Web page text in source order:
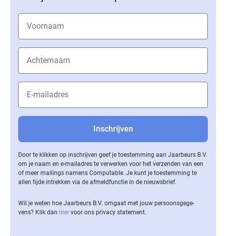
Door te klikken op inschrijven geef je toestemming aan Jaarbeurs B.V.
om je naam en e-mailadres te verwerken voor het verzenden van een
of meer mailings namens Computable. Je kunt je toestemming te
allen tijde intrekken via de af­meld­func­tie in de nieuwsbrief.
Wil je weten hoe Jaarbeurs B.V. omgaat met jouw per­soons­ge­ge­
vens? Klik dan hier voor ons privacy statement.